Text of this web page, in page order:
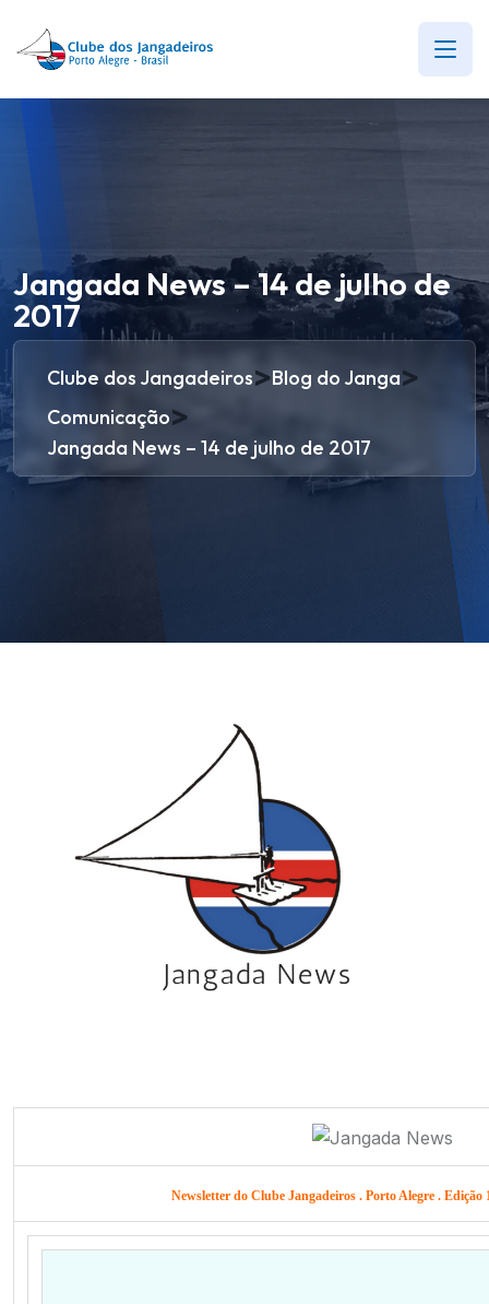
Jangada News – 14 de julho de
2017
Clube dos Jangadeiros>Blog do Janga>
Comunicação>
Jangada News – 14 de julho de 2017
Newsletter do Clube Jangadeiros . Porto Alegre . Edição